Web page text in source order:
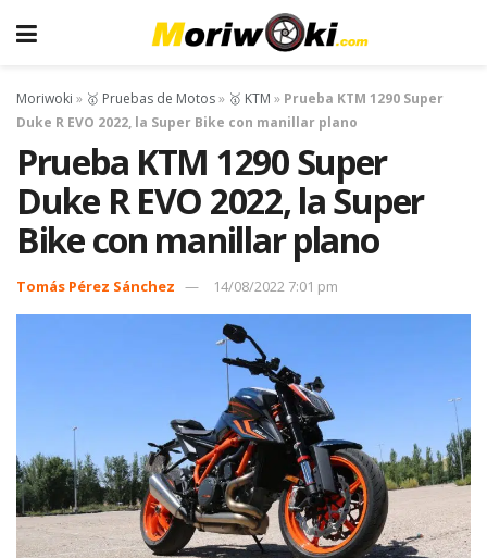
Moriwoki » 🥇 Pruebas de Motos» 🥇 KTM » Prueba KTM 1290 Super
Duke R EVO 2022, la Super Bike con manillar plano
Prueba KTM 1290 Super
Duke R EVO 2022, la Super
Bike con manillar plano
Tomás Pérez Sánchez 14/08/2022 7:01 pm